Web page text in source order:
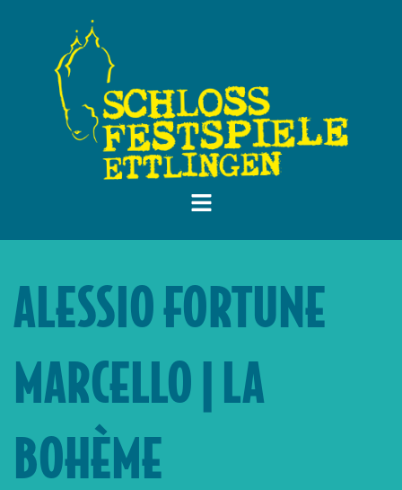
ALESSIO FORTUNE
MARCELLO | LA
BOHÈME